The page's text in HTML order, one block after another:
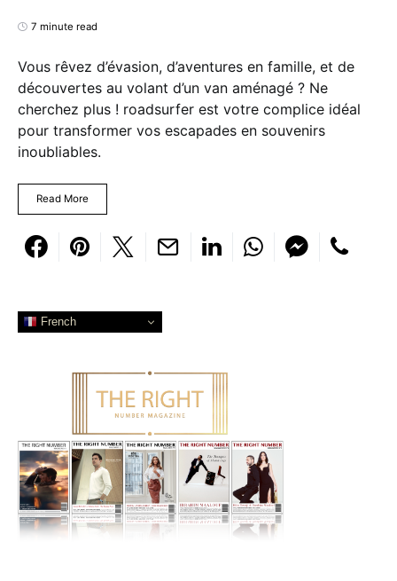
7 minute read
Vous rêvez d’évasion, d’aventures en famille, et de
découvertes au volant d’un van aménagé ? Ne
cherchez plus ! roadsurfer est votre complice idéal
pour transformer vos escapades en souvenirs
inoubliables.
Read More
French